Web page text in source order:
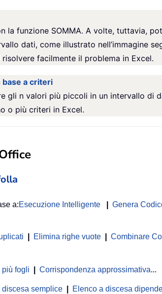
la funzione SOMMA. A volte, tuttavia,
dati, come illustrato nell’immagine
risolvere facilmente il problema in Excel.
base a criteri
gli n valori più piccoli in un intervallo di
o più criteri in Excel.
a:Esecuzione Intelligente Genera
Elimina righe vuote Combinare
più fogli Corrispondenza approssimativa...
discesa semplice Elenco a discesa